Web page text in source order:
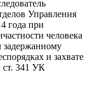
Управления
года при
человека
задержанному
и захвате
ст. 341 УК